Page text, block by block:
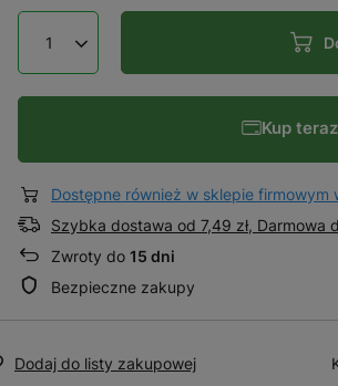
Kup
Dostępne również w sklepie firmowym
Szybka dostawa od 7,49 zł, Darmowa
Zwroty do 15 dni
Bezpieczne zakupy
Dodaj do listy zakupowej